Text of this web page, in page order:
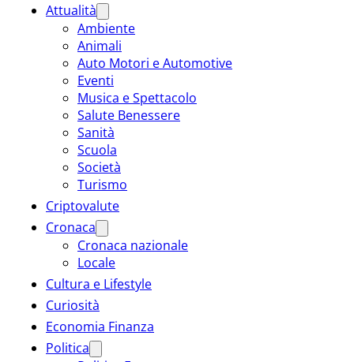
Attualità
Ambiente
Animali
Auto Motori e Automotive
Eventi
Musica e Spettacolo
Salute Benessere
Sanità
Scuola
Società
Turismo
Criptovalute
Cronaca
Cronaca nazionale
Locale
Cultura e Lifestyle
Curiosità
Economia Finanza
Politica